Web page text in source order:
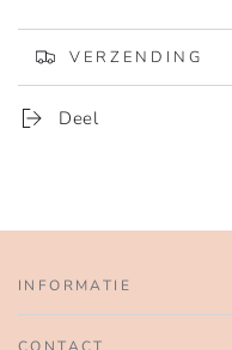
VERZENDING
Deel
INFORMATIE